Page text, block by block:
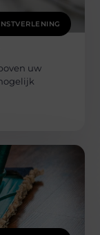
uw